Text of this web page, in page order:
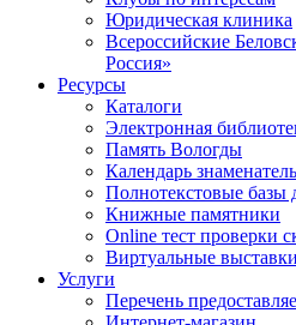
Юридическая клиника
Всероссийские
Россия»
Ресурсы
Каталоги
Электронная
Память Вологды
Календарь
Полнотекстовые базы
Книжные памятники
Online тест проверки
Виртуальные выставки
Услуги
Перечень